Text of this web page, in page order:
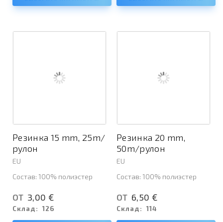
Резинка 15 mm, 25m/
рулон
EU
Состав: 100% полиэстер
ОТ 3,00 €
Склад: 126
Резинка 20 mm,
50m/рулон
EU
Состав: 100% полиэстер
ОТ 6,50 €
Склад: 114